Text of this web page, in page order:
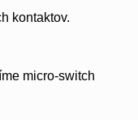
kontaktov.
micro-switch